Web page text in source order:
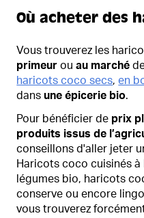
Où acheter des
Vous trouverez les
primeur ouau marché
haricots coco secs,en
dansune épicerie bio.
Pour bénéficier de prix
produits issus de
conseillons d'aller jeter
Haricots coco cuisinés
légumes bio, haricots
conserve ou encore
vous trouverez